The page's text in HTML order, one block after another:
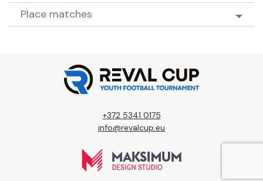
Place matches
+372 5341 0175
info@revalcup.eu